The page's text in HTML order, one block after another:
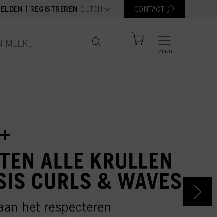
REGISTREREN text.language
DUTCH CONTACT
MENU